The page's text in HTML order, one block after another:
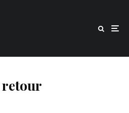
retour